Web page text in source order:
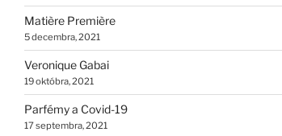
Matière Première
5 decembra, 2021
Veronique Gabai
19 októbra, 2021
Parfémy a Covid-19
17 septembra, 2021